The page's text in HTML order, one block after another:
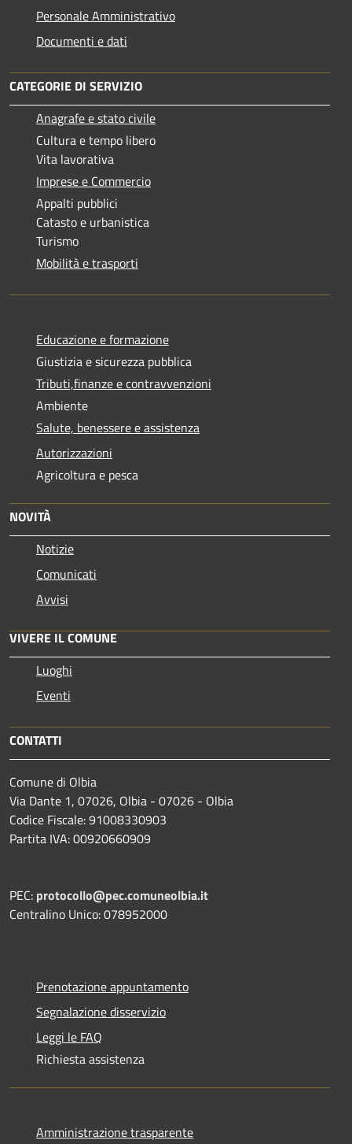
Personale Amministrativo
Documenti e dati
CATEGORIE DI SERVIZIO
Anagrafe e stato civile
Cultura e tempo libero
Vita lavorativa
Imprese e Commercio
Appalti pubblici
Catasto e urbanistica
Turismo
Mobilità e trasporti
Educazione e formazione
Giustizia e sicurezza pubblica
Tributi,finanze e contravvenzioni
Ambiente
Salute, benessere e assistenza
Autorizzazioni
Agricoltura e pesca
NOVITÀ
Notizie
Comunicati
Avvisi
VIVERE IL COMUNE
Luoghi
Eventi
CONTATTI
Comune di Olbia
Via Dante 1, 07026, Olbia - 07026 - Olbia
Codice Fiscale: 91008330903
Partita IVA: 00920660909
PEC: protocollo@pec.comuneolbia.it
Centralino Unico: 078952000
Prenotazione appuntamento
Segnalazione disservizio
Leggi le FAQ
Richiesta assistenza
Amministrazione trasparente